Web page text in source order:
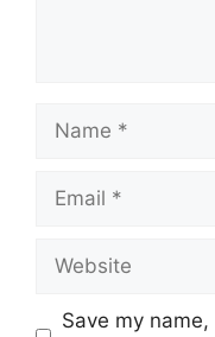
Name
Email
Website
Save my